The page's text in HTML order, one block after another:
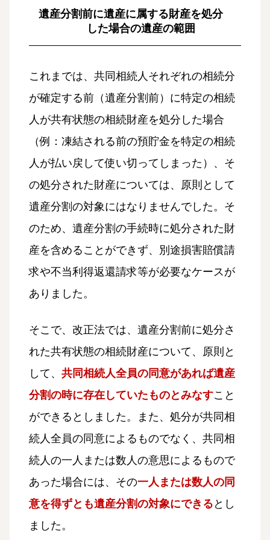
遺産分割前に遺産に属する財産を処分
した場合の遺産の範囲
これまでは、共同相続人それぞれの相続分
が確定する前（遺産分割前）に特定の相続
人が共有状態の相続財産を処分した場合
（例：凍結される前の預貯金を特定の相続
人が払い戻して使い切ってしまった）、そ
の処分された財産については、原則として
遺産分割の対象にはなりませんでした。そ
のため、遺産分割の手続時に処分された財
産を含めることができず、別途損害賠償請
求や不当利得返還請求等が必要なケースが
ありました。
そこで、改正法では、遺産分割前に処分さ
れた共有状態の相続財産について、原則と
して、 共同相続人全員の同意があれば遺産
分割の時に存在していたものとみなすこと
ができるとしました。また、処分が共同相
続人全員の同意によるものでなく、共同相
続人の一人または数人の意思によるもので
あった場合には、その一人または数人の同
意を得ずとも遺産分割の対象にできる とし
ました。